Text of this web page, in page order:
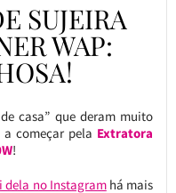
SUJEIRA
WAP:
casa” que deram muito
começar pela Extratora
!
dela no Instagramhá mais